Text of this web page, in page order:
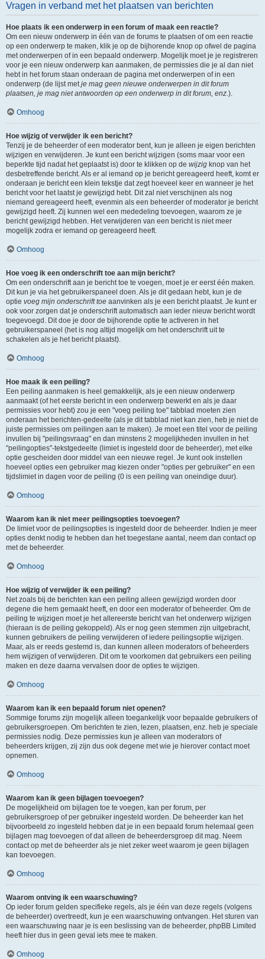
Vragen in verband met het plaatsen van berichten
Hoe plaats ik een onderwerp in een forum of maak een reactie?
Om een nieuw onderwerp in één van de forums te plaatsen of om een reactie
op een onderwerp te maken, klik je op de bijhorende knop op ofwel de pagina
met onderwerpen of in een bepaald onderwerp. Mogelijk moet je je registreren
voor je een nieuw onderwerp kan aanmaken, de permissies die je al dan niet
hebt in het forum staan onderaan de pagina met onderwerpen of in een
onderwerp (de lijst metje mag geen nieuwe onderwerpen in dit forum
plaatsen, je mag niet antwoorden op een onderwerp in dit forum, enz.).
Omhoog
Hoe wijzig of verwijder ik een bericht?
Tenzij je de beheerder of een moderator bent, kun je alleen je eigen berichten
wijzigen en verwijderen. Je kunt een bericht wijzigen (soms maar voor een
beperkte tijd nadat het geplaatst is) door te klikken op de wijzig knop van het
desbetreffende bericht. Als er al iemand op je bericht gereageerd heeft, komt er
onderaan je bericht een klein tekstje dat zegt hoeveel keer en wanneer je het
bericht voor het laatst je gewijzigd hebt. Dit zal niet verschijnen als nog
niemand gereageerd heeft, evenmin als een beheerder of moderator je bericht
gewijzigd heeft. Zij kunnen wel een mededeling toevoegen, waarom ze je
bericht gewijzigd hebben. Het verwijderen van een bericht is niet meer
mogelijk zodra er iemand op gereageerd heeft.
Omhoog
Hoe voeg ik een onderschrift toe aan mijn bericht?
Om een onderschrift aan je bericht toe te voegen, moet je er eerst één maken.
Dit kun je via het gebruikerspaneel doen. Als je dit gedaan hebt, kun je de
optie voeg mijn onderschrift toe aanvinken als je een bericht plaatst. Je kunt er
ook voor zorgen dat je onderschrift automatisch aan ieder nieuw bericht wordt
toegevoegd. Dit doe je door de bijhorende optie te activeren in het
gebruikerspaneel (het is nog altijd mogelijk om het onderschrift uit te
schakelen als je het bericht plaatst).
Omhoog
Hoe maak ik een peiling?
Een peiling aanmaken is heel gemakkelijk, als je een nieuw onderwerp
aanmaakt (of het eerste bericht in een onderwerp bewerkt en als je daar
permissies voor hebt) zou je een "voeg peiling toe" tabblad moeten zien
onderaan het berichten-gedeelte (als je dit tabblad niet kan zien, heb je niet de
juiste permissies om peilingen aan te maken). Je moet een titel voor de peiling
invullen bij "peilingsvraag" en dan minstens 2 mogelijkheden invullen in het
"peilingopties"-tekstgedeelte (limiet is ingesteld door de beheerder), met elke
optie gescheiden door middel van een nieuwe regel. Je kunt ook instellen
hoeveel opties een gebruiker mag kiezen onder "opties per gebruiker" en een
tijdslimiet in dagen voor de peiling (0 is een peiling van oneindige duur).
Omhoog
Waarom kan ik niet meer peilingsopties toevoegen?
De limiet voor de peilingsopties is ingesteld door de beheerder. Indien je meer
opties denkt nodig te hebben dan het toegestane aantal, neem dan contact op
met de beheerder.
Omhoog
Hoe wijzig of verwijder ik een peiling?
Net zoals bij de berichten kan een peiling alleen gewijzigd worden door
degene die hem gemaakt heeft, en door een moderator of beheerder. Om de
peiling te wijzigen moet je het allereerste bericht van het onderwerp wijzigen
(hieraan is de peiling gekoppeld). Als er nog geen stemmen zijn uitgebracht,
kunnen gebruikers de peiling verwijderen of iedere peilingsoptie wijzigen.
Maar, als er reeds gestemd is, dan kunnen alleen moderators of beheerders
hem wijzigen of verwijderen. Dit om te voorkomen dat gebruikers een peiling
maken en deze daarna vervalsen door de opties te wijzigen.
Omhoog
Waarom kan ik een bepaald forum niet openen?
Sommige forums zijn mogelijk alleen toegankelijk voor bepaalde gebruikers of
gebruikersgroepen. Om berichten te zien, lezen, plaatsen, enz. heb je speciale
permissies nodig. Deze permissies kun je alleen van moderators of
beheerders krijgen, zij zijn dus ook degene met wie je hierover contact moet
opnemen.
Omhoog
Waarom kan ik geen bijlagen toevoegen?
De mogelijkheid om bijlagen toe te voegen, kan per forum, per
gebruikersgroep of per gebruiker ingesteld worden. De beheerder kan het
bijvoorbeeld zo ingesteld hebben dat je in een bepaald forum helemaal geen
bijlagen mag toevoegen of dat alleen de beheerdersgroep dit mag. Neem
contact op met de beheerder als je niet zeker weet waarom je geen bijlagen
kan toevoegen.
Omhoog
Waarom ontving ik een waarschuwing?
Op ieder forum gelden specifieke regels, als je één van deze regels (volgens
de beheerder) overtreedt, kun je een waarschuwing ontvangen. Het sturen van
een waarschuwing naar je is een beslissing van de beheerder, phpBB Limited
heeft hier dus in geen geval iets mee te maken.
Omhoog